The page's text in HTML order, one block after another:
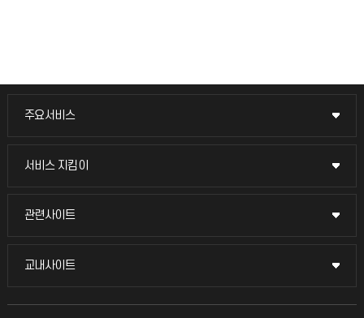
주요서비스
주요서비스
교무회의방송
서비스 지킴이
서비스 지킴이
묻고 답하기
관련사이트
관련사이트
국방헬프콜
교내사이트
교내사이트
교수회